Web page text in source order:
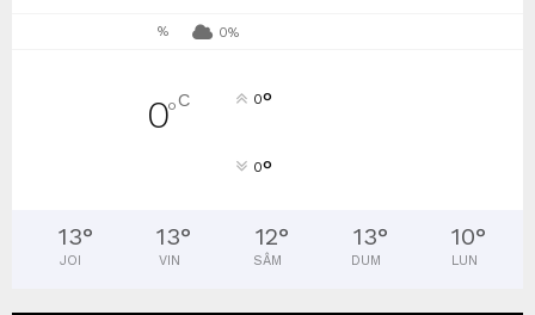
% 0%
0°C 0°
0°
13°
JOI
13°
VIN
12°
SÂM
13°
DUM
10°
LUN